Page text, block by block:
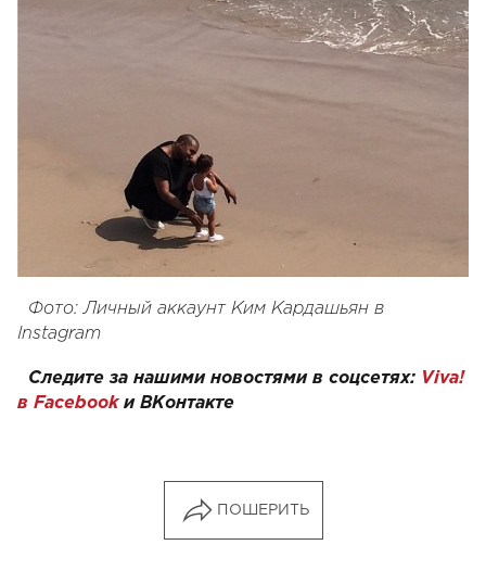
Фото: Личный аккаунт Ким Кардашьян в
Instagram
Следите за нашими новостями в соцсетях: Viva!
в Facebookи ВКонтакте
ПОШЕРИТЬ